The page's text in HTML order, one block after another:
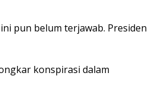
pun belum terjawab. Presiden
konspirasi dalam